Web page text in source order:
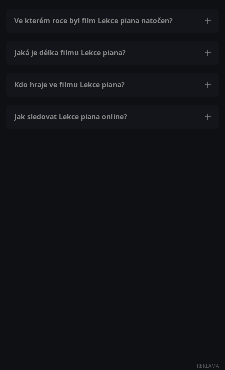
Ve kterém roce byl film Lekce piana natočen?
Jaká je délka filmu Lekce piana?
Kdo hraje ve filmu Lekce piana?
Jak sledovat Lekce piana online?
REKLAMA